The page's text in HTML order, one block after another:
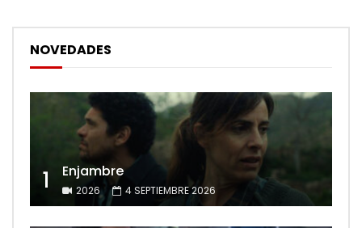
NOVEDADES
1 Enjambre
2026 4 SEPTIEMBRE 2026